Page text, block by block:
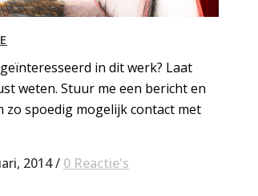
in dit werk? Laat
weten. Stuur me een bericht en
zo spoedig mogelijk contact met
2014/ 0 Reactie's